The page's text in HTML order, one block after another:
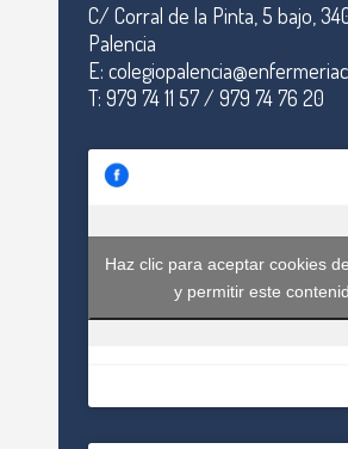
C/ Corral de la Pinta, 5 bajo,
Palencia
E:
T: 979 74 11 57 / 979 74 76 20
Haz clic para aceptar cookies
y permitir este